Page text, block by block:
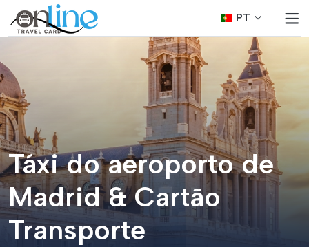
PT
Táxi do aeroporto de
Madrid & Cartão
Transporte